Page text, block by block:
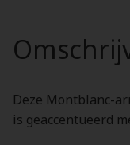
Deze Montblanc-
is geaccentueerd